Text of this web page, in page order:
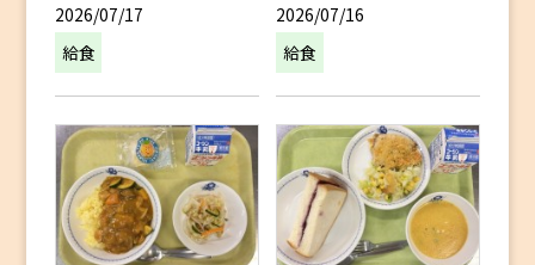
2026/07/17
給食
2026/07/16
給食